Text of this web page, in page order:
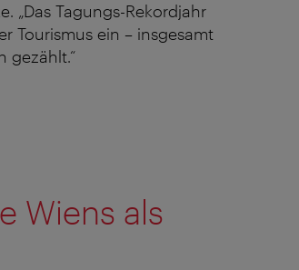
„Das Tagungs-Rekordjahr
Tourismus ein – insgesamt
gezählt.“
Wiens als